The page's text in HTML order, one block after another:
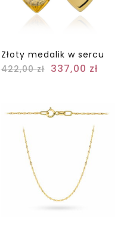
Złoty medalik w sercu
422,00zł 337,00 zł